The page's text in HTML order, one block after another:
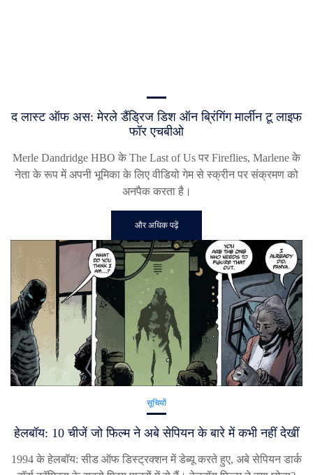
द लास्ट ऑफ अस: मेरले डैंड्रिज डिश ऑन ब्रिंगिंग मार्लीन टू लाइफ
फॉर एचबीओ
Merle Dandridge HBO के The Last of Us पर Fireflies, Marlene के
नेता के रूप में अपनी भूमिका के लिए वीडियो गेम से स्क्रीन पर संक्रमण को
अनपैक करता है।
और अधिक पढ़ें
सूचियों
हेलबॉय: 10 चीजें जो फिल्म ने अबे सेपियन के बारे में कभी नहीं देखीं
1994 के हेलबॉय: सीड ऑफ डिस्ट्रक्शन में डेब्यू करते हुए, अबे सेपियन डार्क